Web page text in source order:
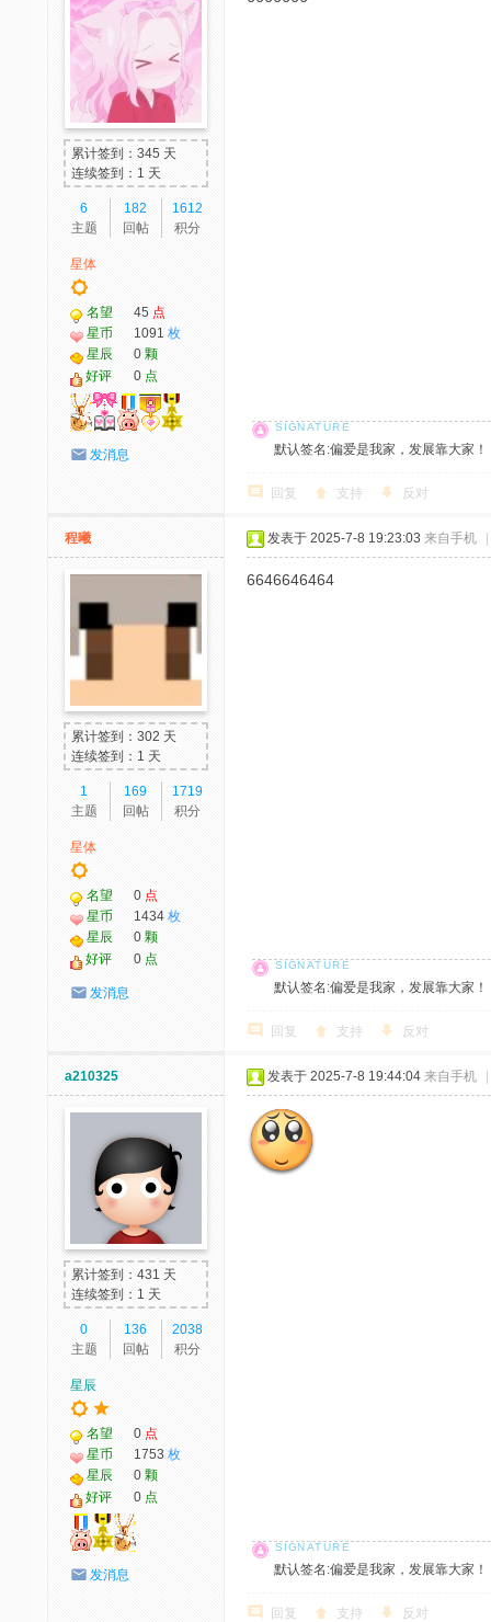
累计签到：345 天
连续签到：1 天
6
主题
182
回帖
1612
积分
星体
名望 45 点
星币
1091 枚
星辰
0 颗
好评
0 点
发消息 默认签名:偏爱是我家，发展靠大家
回复 支持 反对
程曦
累计签到：302 天
连续签到：1 天
1
主题
169
回帖
1719
积分
星体
名望 0 点
星币
1434 枚
星辰
0 颗
好评
0 点
发消息
发表于 2025-7-8 19:23:03 来自手机
6646646464
默认签名:偏爱是我家，发展靠大家
回复 支持 反对
a210325
累计签到：431 天
连续签到：1 天
0
主题
136
回帖
2038
积分
星辰
名望 0 点
星币
1753 枚
星辰
0 颗
好评
0 点
发消息
发表于 2025-7-8 19:44:04 来自手机
默认签名:偏爱是我家，发展靠大家
回复 支持 反对